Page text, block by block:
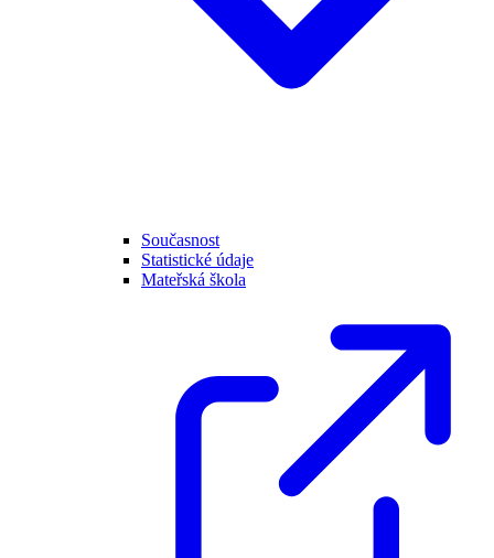
Současnost
Statistické údaje
Mateřská škola